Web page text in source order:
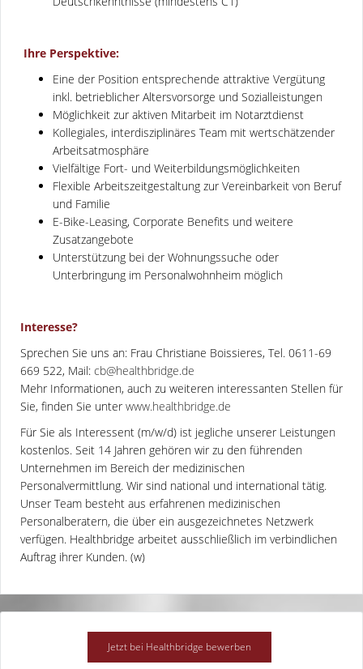
Ihre Perspektive:
Eine der Position entsprechende attraktive Vergütung
inkl. betrieblicher Altersvorsorge und Sozialleistungen
Möglichkeit zur aktiven Mitarbeit im Notarztdienst
Kollegiales, interdisziplinäres Team mit wertschätzender
Arbeitsatmosphäre
Vielfältige Fort- und Weiterbildungsmöglichkeiten
Flexible Arbeitszeitgestaltung zur Vereinbarkeit von Beruf
und Familie
E-Bike-Leasing, Corporate Benefits und weitere
Zusatzangebote
Unterstützung bei der Wohnungssuche oder
Unterbringung im Personalwohnheim möglich
Interesse?
Sprechen Sie uns an: Frau Christiane Boissieres, Tel. 0611-69
669 522, Mail: cb@healthbridge.de
Mehr Informationen, auch zu weiteren interessanten Stellen für
Sie, finden Sie unter www.healthbridge.de
Für Sie als Interessent (m/w/d) ist jegliche unserer Leistungen
kostenlos. Seit 14 Jahren gehören wir zu den führenden
Unternehmen im Bereich der medizinischen
Personalvermittlung. Wir sind national und international tätig.
Unser Team besteht aus erfahrenen medizinischen
Personalberatern, die über ein ausgezeichnetes Netzwerk
verfügen. Healthbridge arbeitet ausschließlich im verbindlichen
Auftrag ihrer Kunden. (w)